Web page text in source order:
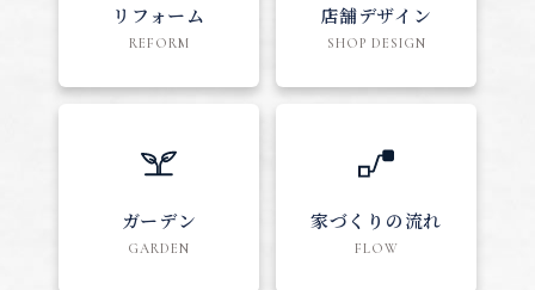
リフォーム
REFORM
店舗デザイン
SHOP DESIGN
ガーデン
GARDEN
家づくりの流れ
FLOW